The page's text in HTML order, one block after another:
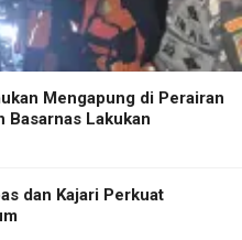
Mengapung di Perairan
Basarnas Lakukan
dan Kajari Perkuat